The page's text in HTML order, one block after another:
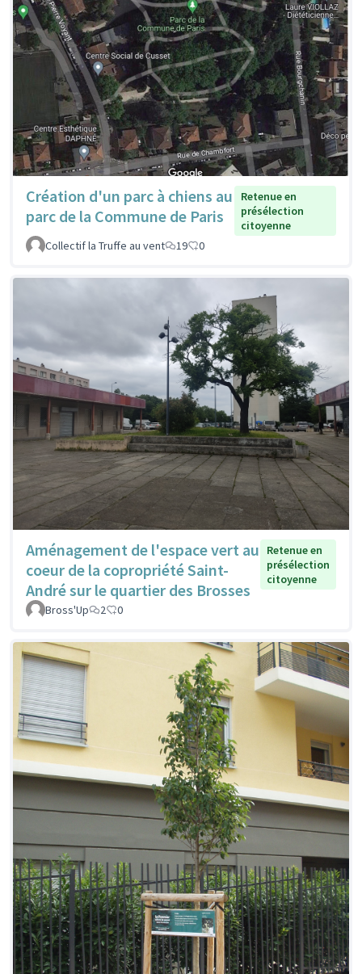
Création d'un parc à chiens au
parc de la Commune de Paris
Retenue en
présélection
citoyenne
Collectif la Truffe au vent
19 0
Aménagement de l'espace vert au
coeur de la copropriété Saint-
André sur le quartier des Brosses
Retenue en
présélection
citoyenne
Bross'Up 2 0